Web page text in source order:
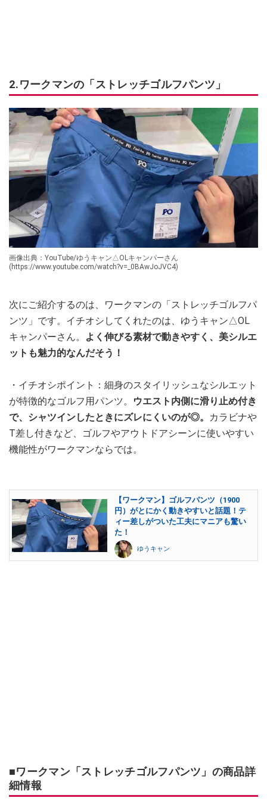
2.ワークマンの「ストレッチゴルフパンツ」
画像出典：YouTube/ゆうキャン△OLキャンパーさん
(https://www.youtube.com/watch?v=_0BAwJoJVC4)
次にご紹介するのは、ワークマンの「ストレッチゴルフパ
ンツ」です。イチオシしてくれたのは、ゆうキャン△OL
キャンパーさん。
よく伸びる素材で動きやすく、美シルエ
ットも魅力的なんだそう！
・イチオシポイント：細身のスタイリッシュなシルエット
が特徴的なゴルフ用パンツ。
ウエスト内側に滑り止め付き
で、シャツインしたときにズレにくいのが◎。
カラビナや
T差し付きなど、ゴルフやアウトドアシーンに使いやすい
機能性がワークマンならでは。
【ワークマン】ゴルフパンツ（1900
円）がとにかく動きやすいと話題！テ
ィー差しがついた工夫にマニアも驚い
た！
ゆうキャン
■ワークマン「ストレッチゴルフパンツ」の商品詳
細情報